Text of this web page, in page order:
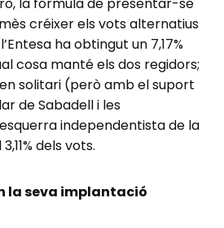
la fórmula de presentar-se
créixer els vots alternatius
ha obtingut un 7,17%
cosa manté els dos regidors;
solitari (però amb el suport
de Sabadell i les
independentista de la
dels vots.
la seva implantació